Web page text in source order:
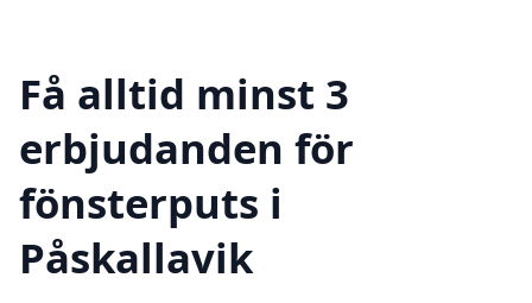
Få alltid minst 3
erbjudanden för
fönsterputs i
Påskallavik